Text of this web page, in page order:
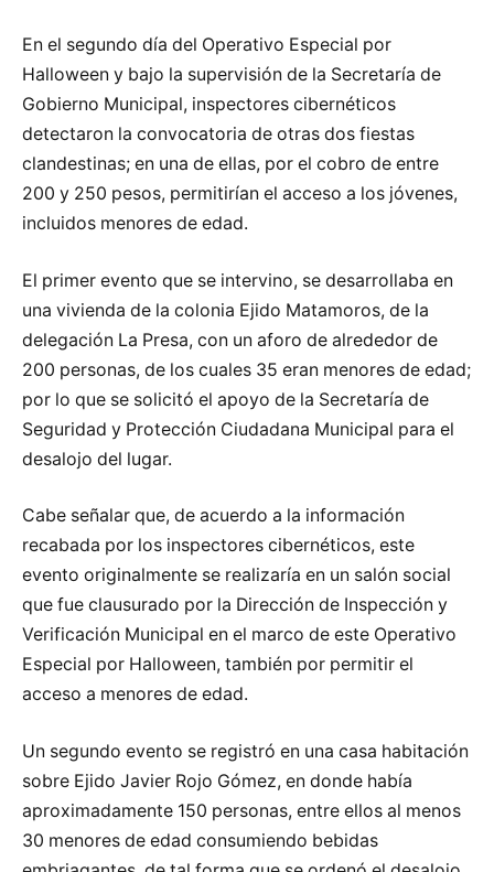
En el segundo día del Operativo Especial por
Halloween y bajo la supervisión de la Secretaría de
Gobierno Municipal, inspectores cibernéticos
detectaron la convocatoria de otras dos fiestas
clandestinas; en una de ellas, por el cobro de entre
200 y 250 pesos, permitirían el acceso a los jóvenes,
incluidos menores de edad.
El primer evento que se intervino, se desarrollaba en
una vivienda de la colonia Ejido Matamoros, de la
delegación La Presa, con un aforo de alrededor de
200 personas, de los cuales 35 eran menores de edad;
por lo que se solicitó el apoyo de la Secretaría de
Seguridad y Protección Ciudadana Municipal para el
desalojo del lugar.
Cabe señalar que, de acuerdo a la información
recabada por los inspectores cibernéticos, este
evento originalmente se realizaría en un salón social
que fue clausurado por la Dirección de Inspección y
Verificación Municipal en el marco de este Operativo
Especial por Halloween, también por permitir el
acceso a menores de edad.
Un segundo evento se registró en una casa habitación
sobre Ejido Javier Rojo Gómez, en donde había
aproximadamente 150 personas, entre ellos al menos
30 menores de edad consumiendo bebidas